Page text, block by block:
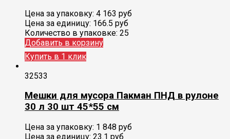
Цена за упаковку: 4 163 руб
Цена за единицу: 166.5 руб
Количество в упаковке: 25
Добавить в корзину
Купить в 1 клик
32533
Мешки для мусора Пакман ПНД в рулоне
30 л 30 шт 45*55 см
Цена за упаковку: 1 848 руб
Цена за единицу: 23.1 руб